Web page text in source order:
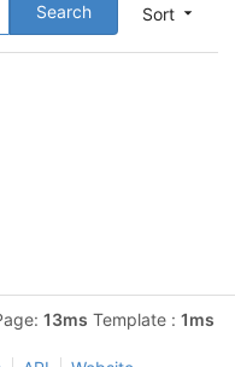
Sort
Search
13ms Template : 1ms